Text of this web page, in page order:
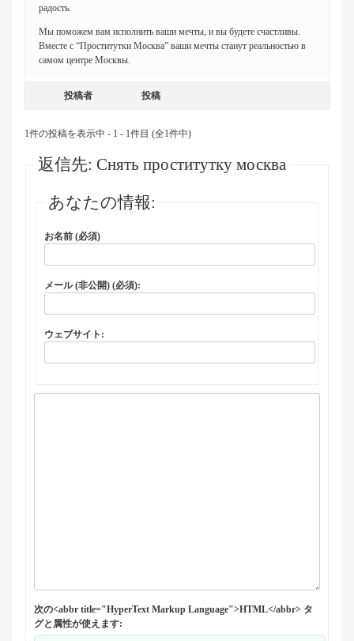
радость.
Мы поможем вам исполнить ваши мечты, и вы будете счастливы.
Вместе с “Проститутки Москва” ваши мечты станут реальностью в
самом центре Москвы.
投稿者 投稿
1件の投稿を表示中 - 1 - 1件目 (全1件中)
返信先: Снять проститутку москва
あなたの情報:
お名前 (必須)
メール (非公開) (必須):
ウェブサイト:
次の<abbr title="HyperText Markup Language">HTML</abbr> タ
グと属性が使えます: